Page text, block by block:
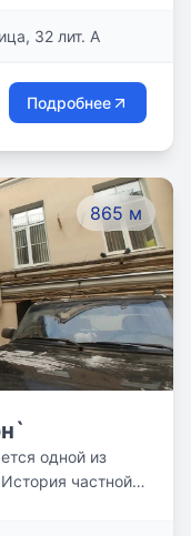
методикам,
творческого
32 лит. А
Подробнее
865 м
одной из
частной